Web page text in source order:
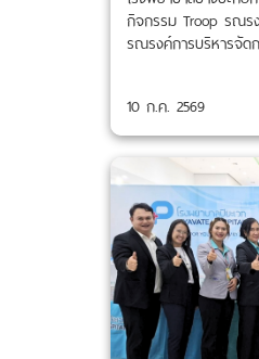
กิจกรรม Troop รณร
รณรงค์การบริหารจัด
ในการดูแลสิ่งแวดล้
10 ก.ค. 2569